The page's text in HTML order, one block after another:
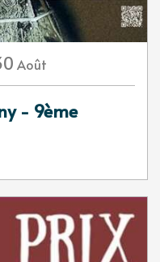
Août
- 9ème